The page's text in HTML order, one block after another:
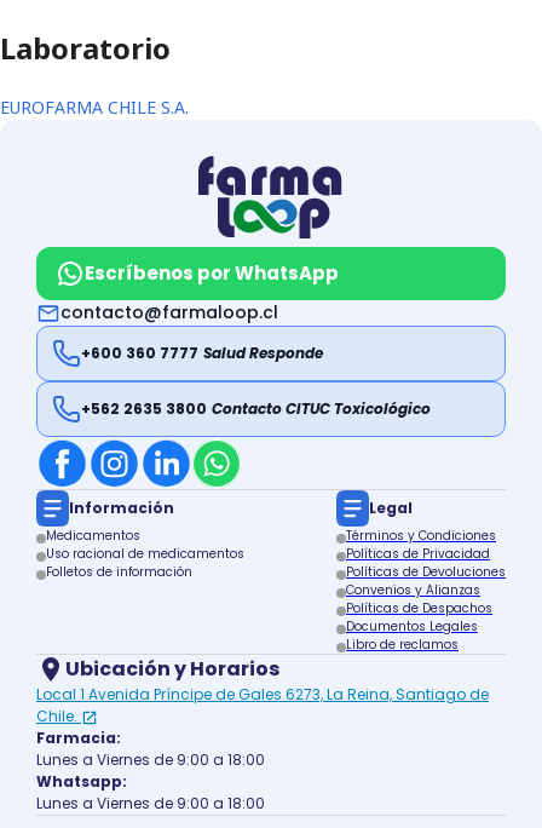
Laboratorio
EUROFARMA CHILE S.A.
Escríbenos por WhatsApp
contacto@farmaloop.cl
+600 360 7777 Salud Responde
+562 2635 3800 Contacto CITUC Toxicológico
Información
Medicamentos
Uso racional de medicamentos
Folletos de información
Legal
Términos y Condiciones
Políticas de Privacidad
Políticas de Devoluciones
Convenios y Alianzas
Políticas de Despachos
Documentos Legales
Libro de reclamos
Ubicación y Horarios
Local 1 Avenida Príncipe de Gales 6273, La Reina, Santiago de
Chile.
Farmacia:
Lunes a Viernes de 9:00 a 18:00
Whatsapp:
Lunes a Viernes de 9:00 a 18:00